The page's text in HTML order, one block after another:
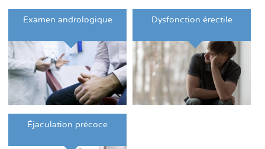
Examen andrologique Dysfonction érectile
Éjaculation précoce